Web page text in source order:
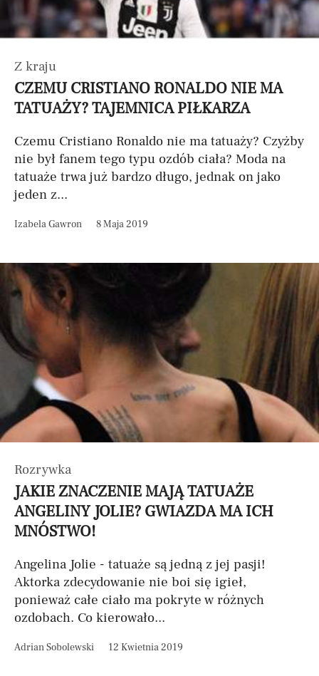
Z kraju
CZEMU CRISTIANO RONALDO NIE MA
TATUAŻY? TAJEMNICA PIŁKARZA
Czemu Cristiano Ronaldo nie ma tatuaży? Czyżby
nie był fanem tego typu ozdób ciała? Moda na
tatuaże trwa już bardzo długo, jednak on jako
jeden z...
Izabela Gawron 8 Maja 2019
Rozrywka
JAKIE ZNACZENIE MAJĄ TATUAŻE
ANGELINY JOLIE? GWIAZDA MA ICH
MNÓSTWO!
Angelina Jolie - tatuaże są jedną z jej pasji!
Aktorka zdecydowanie nie boi się igieł,
ponieważ całe ciało ma pokryte w różnych
ozdobach. Co kierowało...
Adrian Sobolewski 12 Kwietnia 2019